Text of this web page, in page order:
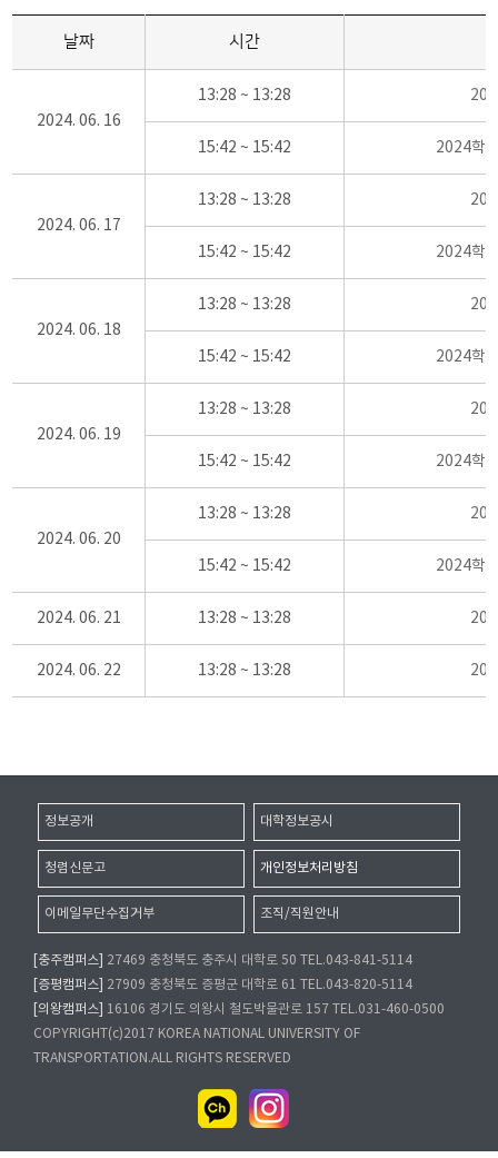
날짜 시간
2024. 06. 16
13:28 ~ 13:28
15:42 ~ 15:42 2024학
2024. 06. 17
13:28 ~ 13:28
15:42 ~ 15:42 2024학
2024. 06. 18
13:28 ~ 13:28
15:42 ~ 15:42 2024학
2024. 06. 19
13:28 ~ 13:28
15:42 ~ 15:42 2024학
2024. 06. 20
13:28 ~ 13:28
15:42 ~ 15:42 2024학
2024. 06. 21 13:28 ~ 13:28
2024. 06. 22 13:28 ~ 13:28
정보공개 대학정보공시
청렴신문고 개인정보처리방침
이메일무단수집거부 조직/직원안내
[충주캠퍼스]
27469 충청북도 충주시 대학로 50 TEL.043-841-5114
[증평캠퍼스]
27909 충청북도 증평군 대학로 61 TEL.043-820-5114
[의왕캠퍼스]
16106 경기도 의왕시 철도박물관로 157 TEL.031-460-0500
COPYRIGHT(c)2017 KOREA NATIONAL UNIVERSITY OF
TRANSPORTATION.ALL RIGHTS RESERVED